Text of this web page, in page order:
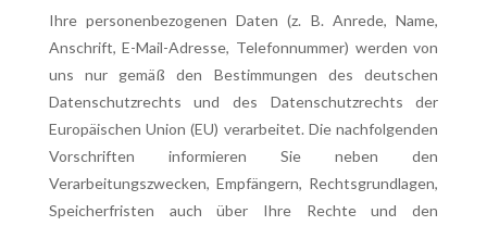
Ihre personenbezogenen Daten (z. B. Anrede, Name,
Anschrift, E-Mail-Adresse, Telefonnummer) werden von
uns nur gemäß den Bestimmungen des deutschen
Datenschutzrechts und des Datenschutzrechts der
Europäischen Union (EU) verarbeitet. Die nachfolgenden
Vorschriften informieren Sie neben den
Verarbeitungszwecken, Empfängern, Rechtsgrundlagen,
Speicherfristen auch über Ihre Rechte und den